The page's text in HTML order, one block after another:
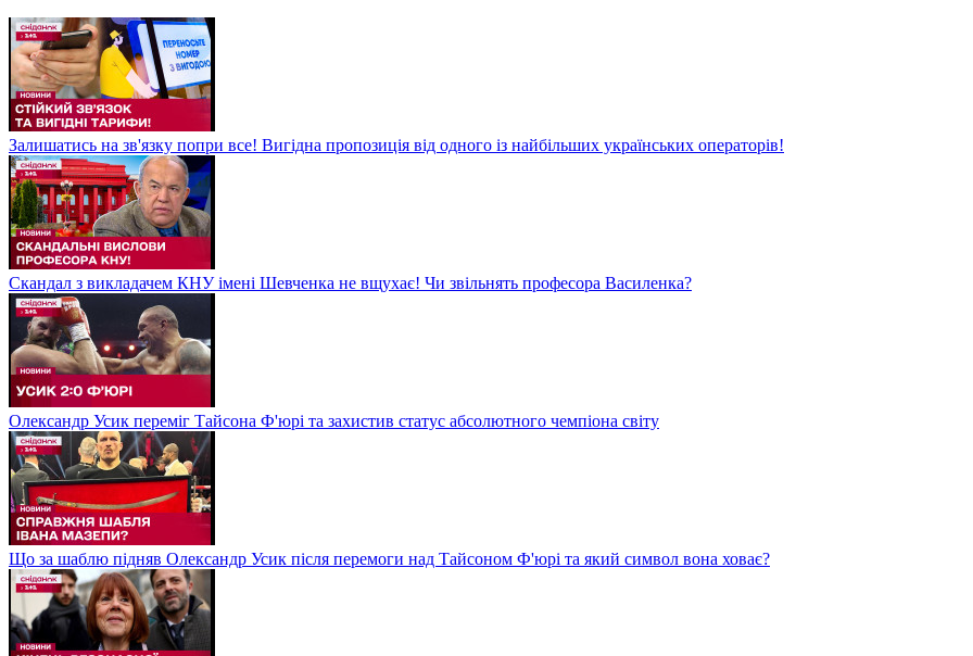
Залишатись на зв'язку попри все! Вигідна пропозиція від одного із найбільших українських операторів!
Скандал з викладачем КНУ імені Шевченка не вщухає! Чи звільнять професора Василенка?
Олександр Усик переміг Тайсона Ф'юрі та захистив статус абсолютного чемпіона світу
Що за шаблю підняв Олександр Усик після перемоги над Тайсоном Ф'юрі та який символ вона ховає?